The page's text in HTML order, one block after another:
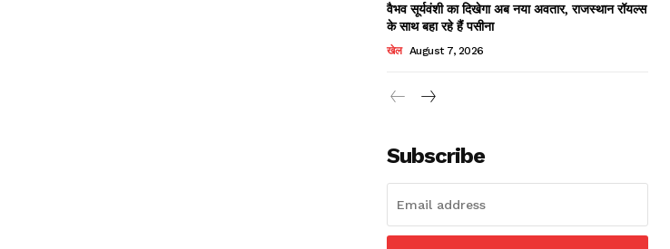
वैभव सूर्यवंशी का दिखेगा अब नया अवतार, राजस्थान रॉयल्स
के साथ बहा रहे हैं पसीना
खेल August 7, 2026
Subscribe